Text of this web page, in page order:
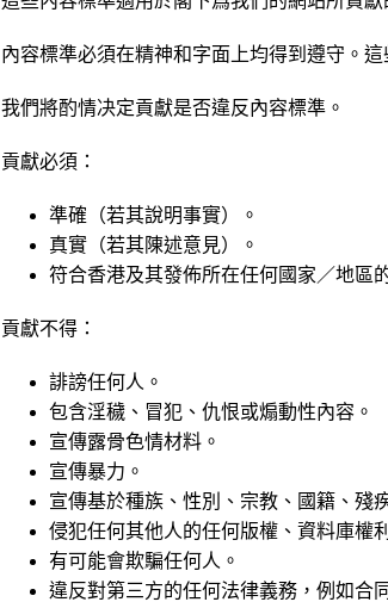
內容標準必須在精神和字面上均得到遵守。
我們將酌情决定貢獻是否違反內容標準。
貢獻必須：
準確（若其說明事實）。
真實（若其陳述意見）。
符合香港及其發佈所在任何國家／地區
貢獻不得：
誹謗任何人。
包含淫穢、冒犯、仇恨或煽動性內容。
宣傳露骨色情材料。
宣傳暴力。
宣傳基於種族、性別、宗教、國籍、殘
侵犯任何其他人的任何版權、資料庫權
有可能會欺騙任何人。
違反對第三方的任何法律義務，例如合